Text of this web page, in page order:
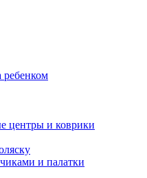
ребенком
центры и коврики
и палатки